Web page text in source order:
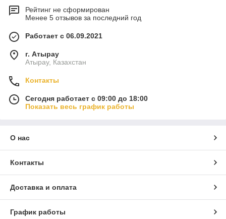
Рейтинг не сформирован
Менее 5 отзывов за последний год
Работает с 06.09.2021
г. Атырау
Атырау, Казахстан
Контакты
Сегодня работает с 09:00 до 18:00
Показать весь график работы
О нас
Контакты
Доставка и оплата
График работы